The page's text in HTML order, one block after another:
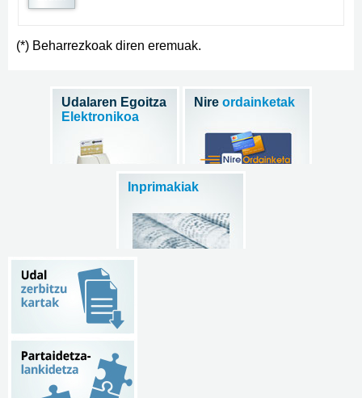
(*) Beharrezkoak diren eremuak.
Udalaren Egoitza
Elektronikoa
Nire ordainketak
Inprimakiak